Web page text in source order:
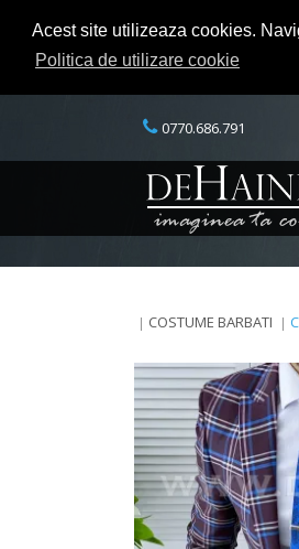
Acest site utilizeaza cookies.
Politica de utilizare cookie
0770.686.791
COSTUME BARBATI